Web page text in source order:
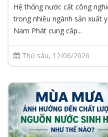
Hệ thống nước cất công
trong nhiều ngành sản xuất
Nam Phát cung cấp...
Thứ sáu, 12/06/2026